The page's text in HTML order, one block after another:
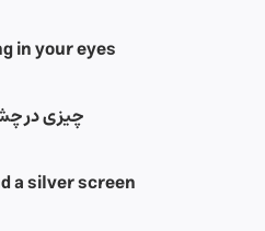
in your eyes
چیزی در
a silver screen